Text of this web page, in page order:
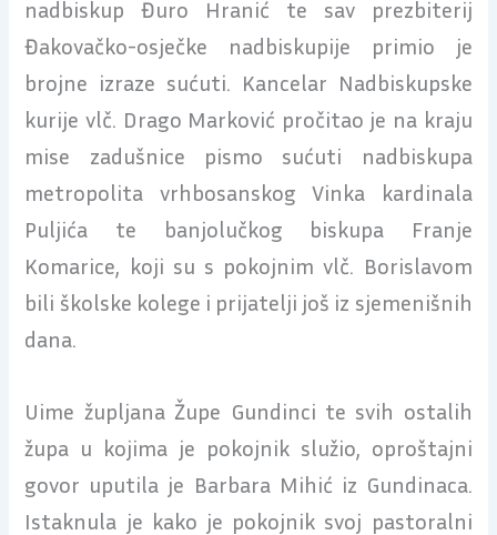
nadbiskup Đuro Hranić te sav prezbiterij
Đakovačko-osječke nadbiskupije primio je
brojne izraze sućuti. Kancelar Nadbiskupske
kurije vlč. Drago Marković pročitao je na kraju
mise zadušnice pismo sućuti nadbiskupa
metropolita vrhbosanskog Vinka kardinala
Puljića te banjolučkog biskupa Franje
Komarice, koji su s pokojnim vlč. Borislavom
bili školske kolege i prijatelji još iz sjemenišnih
dana.
Uime župljana Župe Gundinci te svih ostalih
župa u kojima je pokojnik služio, oproštajni
govor uputila je Barbara Mihić iz Gundinaca.
Istaknula je kako je pokojnik svoj pastoralni